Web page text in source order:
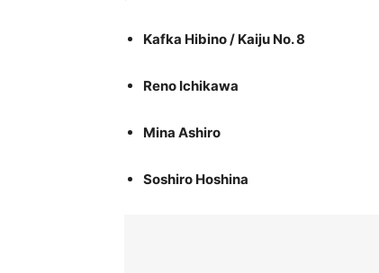
Kafka Hibino / Kaiju No. 8
Reno Ichikawa
Mina Ashiro
Soshiro Hoshina